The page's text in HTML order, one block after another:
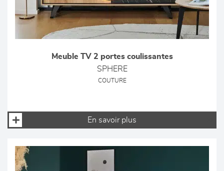
Meuble TV 2 portes coulissantes
SPHERE
COUTURE
En savoir plus